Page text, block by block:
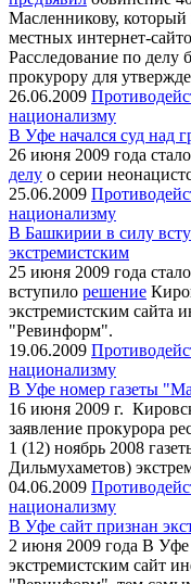
Масленникову, который
местных интернет-
Расследование по делу
прокурору для
26.06.2009
национализму
В Уфе начался суд над
26 июня 2009 года
делу о серии
25.06.2009
национализму
В Башкирии в силу
экстремистским
25 июня 2009 года
вступило решение
экстремистским сайта
"Ревинформ".
19.06.2009
национализму
В Уфе номер газеты
16 июня 2009 г.
заявление прокурора
1 (12) ноябрь 2008
Дильмухаметов)
04.06.2009
национализму
В Уфе сайт признан
2 июня 2009 года В
экстремистским сайт